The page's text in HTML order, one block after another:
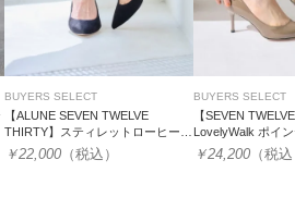
BUYERS SELECT
【ALUNE SEVEN TWELVE
THIRTY】スティレットローヒール
ポインテッドパンプス
￥22,000 （税込）
BUYERS SELECT
【SEVEN
LovelyWalk ポイ
プス
￥24,200（税